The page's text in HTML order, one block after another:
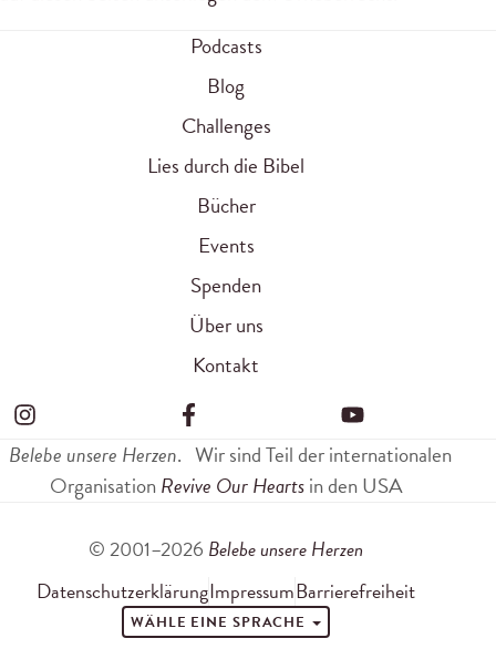
Podcasts
Blog
Challenges
Lies durch die Bibel
Bücher
Events
Spenden
Über uns
Kontakt
Belebe unsere Herzen. Wir sind Teil der internationalen
OrganisationRevive Our Heartsin den USA
© 2001–2026 Belebe unsere Herzen
DatenschutzerklärungImpressumBarrierefreiheit
WÄHLE EINE SPRACHE